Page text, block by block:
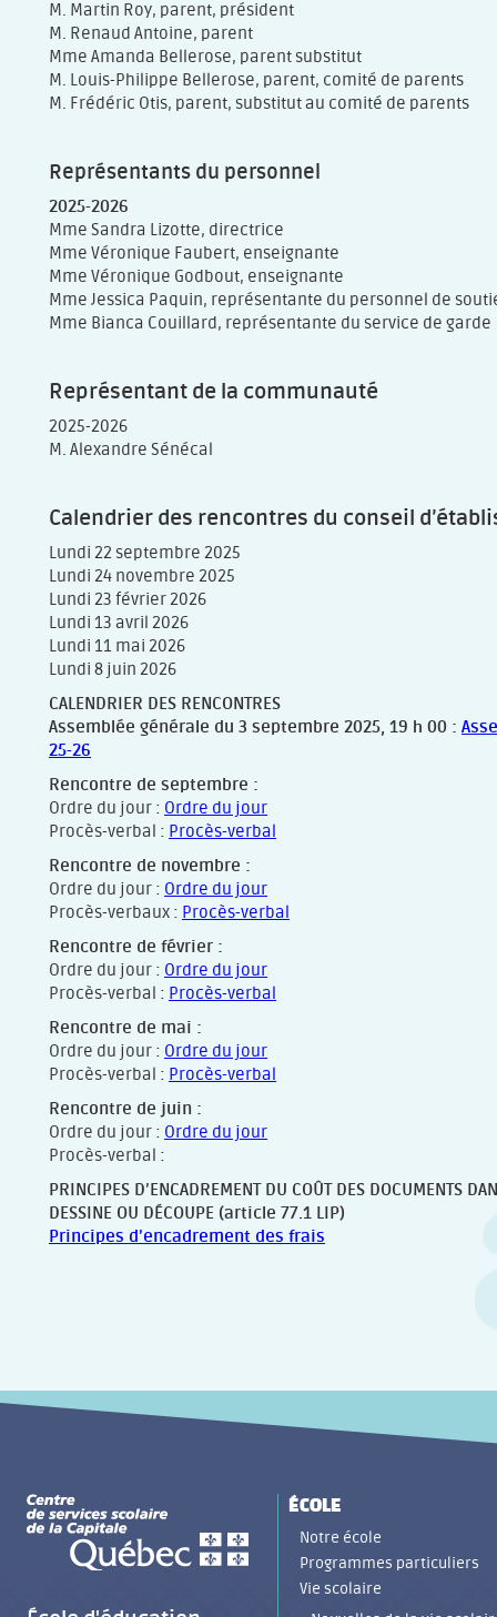
M. Martin Roy, parent, président
M. Renaud Antoine, parent
Mme Amanda Bellerose, parent substitut
M. Louis-Philippe Bellerose, parent, comité de parents
M. Frédéric Otis, parent, substitut au comité de parents
Représentants du personnel
2025-2026
Mme Sandra Lizotte, directrice
Mme Véronique Faubert, enseignante
Mme Véronique Godbout, enseignante
Mme Jessica Paquin, représentante du personnel de
Mme Bianca Couillard, représentante du service de garde
Représentant de la communauté
2025-2026
M. Alexandre Sénécal
Calendrier des rencontres du conseil
Lundi 22 septembre 2025
Lundi 24 novembre 2025
Lundi 23 février 2026
Lundi 13 avril 2026
Lundi 11 mai 2026
Lundi 8 juin 2026
CALENDRIER DES RENCONTRES
Assemblée générale du 3 septembre 2025, 19 h 00 :
25-26
Rencontre de septembre :
Ordre du jour : Ordre du jour
Procès-verbal : Procès-verbal
Rencontre de novembre :
Ordre du jour : Ordre du jour
Procès-verbaux : Procès-verbal
Rencontre de février :
Ordre du jour : Ordre du jour
Procès-verbal : Procès-verbal
Rencontre de mai :
Ordre du jour : Ordre du jour
Procès-verbal : Procès-verbal
Rencontre de juin :
Ordre du jour : Ordre du jour
Procès-verbal :
PRINCIPES D’ENCADREMENT DU COÛT DES DOCUMENTS
DESSINE OU DÉCOUPE (article 77.1 LIP)
Principes d’encadrement des frais
ÉCOLE
Notre école
Programmes particuliers
Vie scolaire